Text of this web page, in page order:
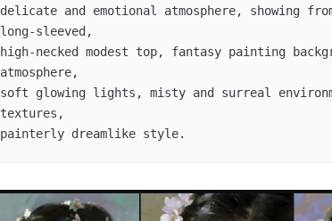
delicate and emotional atmosphere, showing
long-sleeved,
high-necked modest top, fantasy painting
atmosphere,
soft glowing lights, misty and surreal
textures,
painterly dreamlike style.